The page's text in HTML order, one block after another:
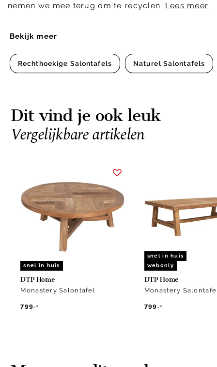
Bekijk meer
Rechthoekige Salontafels Naturel Salontafels
nemen we mee terug om te recyclen. Lees meer
Dit vind je ook leuk
Vergelijkbare artikelen
snel in huis
DTP Home
Monastery Salontafel
799.-
snel in huis
webonly
DTP Home
Monastery
799.-